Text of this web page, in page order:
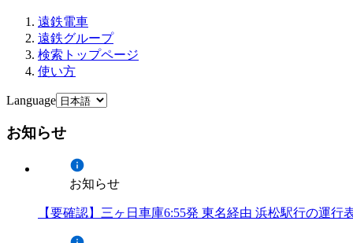
遠鉄電車
遠鉄グループ
検索トップページ
使い方
Language
お知らせ
お知らせ
【要確認】三ヶ日車庫6:55発 東名経由 浜松駅行の運行